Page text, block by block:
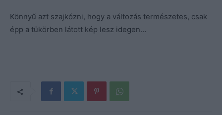
Könnyű azt szajkózni, hogy a változás természetes, csak
épp a tükörben látott kép lesz idegen…